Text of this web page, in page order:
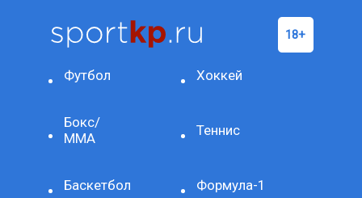
Футбол Хоккей
Бокс/
ММА
Теннис
Баскетбол Формула-1